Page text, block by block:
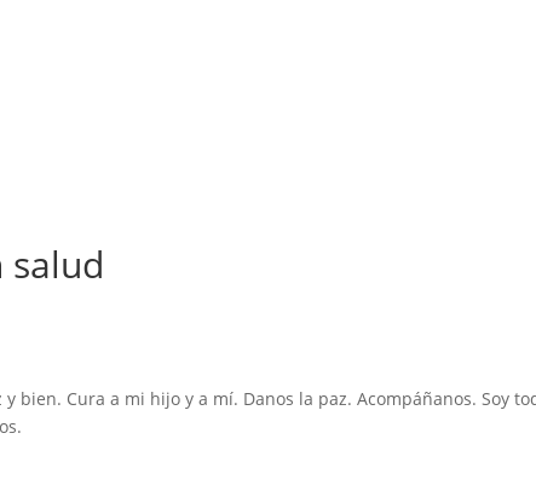
salud
bien. Cura a mi hijo y a mí. Danos la paz. Acompáñanos. Soy